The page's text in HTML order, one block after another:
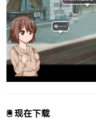
🖲️ 现在下载